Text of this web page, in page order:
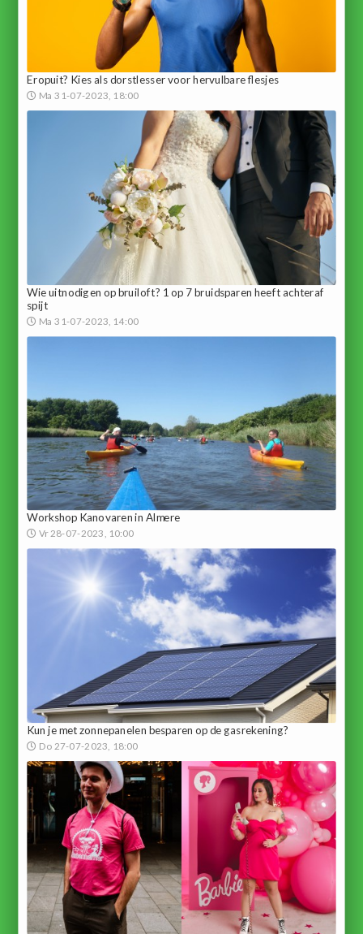
Eropuit? Kies als dorstlesser voor hervulbare flesjes
Ma 31-07-2023, 18:00
Wie uitnodigen op bruiloft? 1 op 7 bruidsparen heeft achteraf
spijt
Ma 31-07-2023, 14:00
Workshop Kanovaren in Almere
Vr 28-07-2023, 10:00
Kun je met zonnepanelen besparen op de gasrekening?
Do 27-07-2023, 18:00